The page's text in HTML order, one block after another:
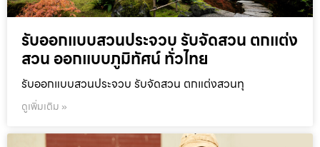
รับออกแบบสวนประจวบ รับจัดสวน ตกแต่ง
สวน ออกแบบภูมิทัศน์ ทั่วไทย
รับออกแบบสวนประจวบ รับจัดสวน ตกแต่งสวนทุ
ดูเพิ่มเติม »